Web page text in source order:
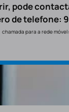
pode
de telefone:
chamada para a rede móvel